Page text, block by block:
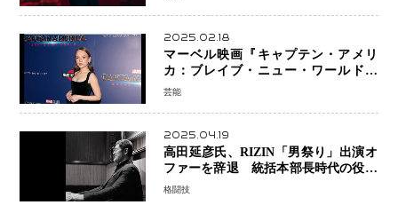
2025.02.18
マーベル映画『キャプテン・アメリ
カ：ブレイブ・ニュー・ワールド』
新ブラック・ウィドウ役のシラ・ハー
芸能
2025.04.19
高田延彦氏、RIZIN「男祭り」出演オ
ファーを辞退 統括本部長時代の役目
「すでに終えています」と明言
格闘技